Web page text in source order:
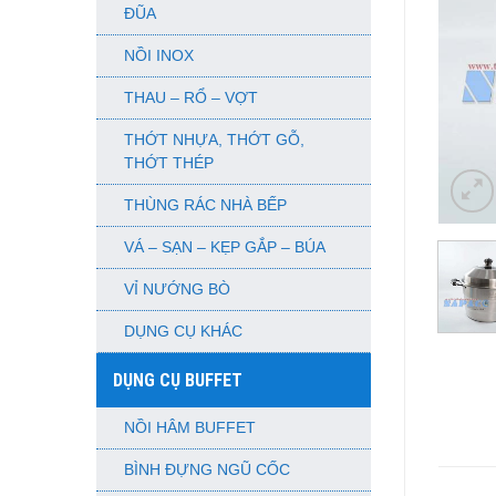
ĐŨA
NỒI INOX
THAU – RỔ – VỢT
THỚT NHỰA, THỚT GỖ,
THỚT THÉP
THÙNG RÁC NHÀ BẾP
VÁ – SẠN – KẸP GẮP – BÚA
VỈ NƯỚNG BÒ
DỤNG CỤ KHÁC
DỤNG CỤ BUFFET
NỒI HÂM BUFFET
BÌNH ĐỰNG NGŨ CỐC